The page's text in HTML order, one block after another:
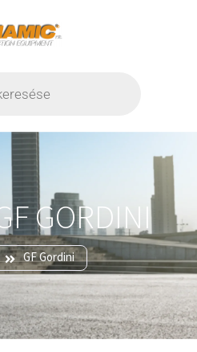
GORDINI
GF Gordini